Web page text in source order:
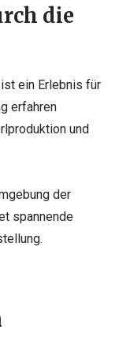
die
ein Erlebnis für
erfahren
und
der
spannende